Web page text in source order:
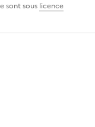
sont sous licence